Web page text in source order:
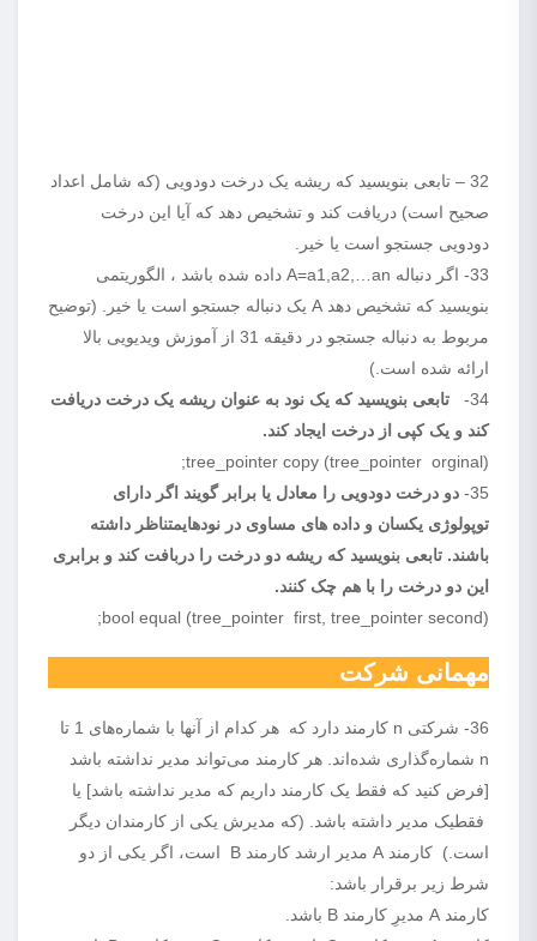
32 – تابعی بنویسید که ریشه یک درخت دودویی (که شامل اعداد
صحیح است) دریافت کند و تشخیص دهد که آیا این درخت
دودویی جستجو است یا خیر.
33- اگر دنباله A=a1,a2,…an داده شده باشد ، الگوریتمی
بنویسید که تشخیص دهد A یک دنباله جستجو است یا خیر. (توضیح
مربوط به دنباله جستجو در دقیقه 31 از آموزش ویدیویی بالا
ارائه شده است.)
34-
تابعی بنویسید که یک نود به عنوان ریشه یک درخت دریافت
کند و یک کپی از درخت ایجاد کند.
tree_pointer copy (tree_pointer orginal);
35- دو درخت دودویی را معادل یا برابر گویند اگر دارای
توپولوژی یکسان و داده های مساوی در نودهایمتناظر داشته
باشند. تابعی بنویسید که ریشه دو درخت را دربافت کند و برابری
این دو درخت را با هم چک کنند.
bool equal (tree_pointer first, tree_pointer second);
مهمانی شرکت
36- شرکتی n کارمند دارد که هر کدام از آنها با شماره‌های 1 تا
n شماره‌گذاری شده‌اند. هر کارمند می‌تواند مدیر نداشته باشد
[فرض کنید که فقط یک کارمند داریم که مدیر نداشته باشد] یا
فقطیک مدیر داشته باشد. (که مدیرش یکی از کارمندان دیگر
است.) کارمند A مدیر ارشد کارمند B است، اگر یکی از دو
شرط زیر برقرار باشد:
کارمند A مدیرِ کارمند B باشد.